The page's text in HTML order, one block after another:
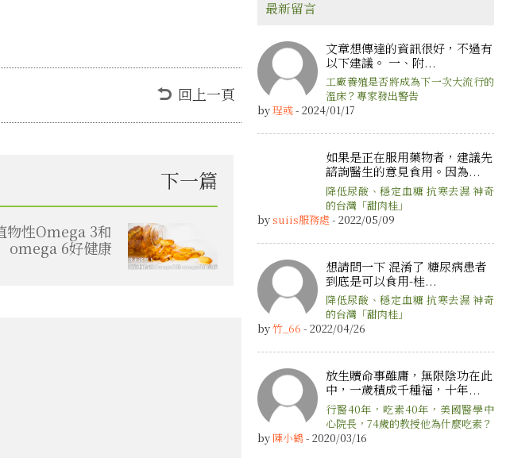
回上一頁
下一篇
物性Omega 3和
omega 6好健康
最新留言
文章想傳達的資訊很好，不過有
以下建議。 一、附...
工廠養殖是否將成為下一次大流行的
溫床？專家發出警告
by珵彧- 2024/01/17
如果是正在服用藥物者，建議先
諮詢醫生的意見食用。因為...
降低尿酸、穩定血糖 抗寒去濕 神奇
的台灣「甜肉桂」
bysuiis服務處 - 2022/05/09
想請問一下 混淆了 糖尿病患者
到底是可以食用-桂...
降低尿酸、穩定血糖 抗寒去濕 神奇
的台灣「甜肉桂」
by竹_66 - 2022/04/26
放生贖命事雖庸，無限陰功在此
中，一歲積成千種福，十年...
行醫40年，吃素40年，美國醫學中
心院長，74歲的教授他為什麼吃素？
by 陳小鶴- 2020/03/16